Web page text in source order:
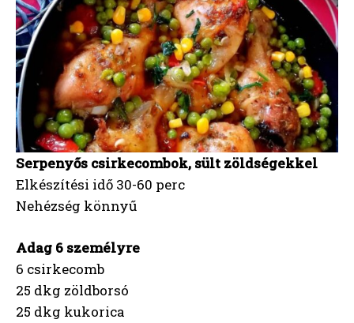
Serpenyős csirkecombok, sült zöldségekkel
Elkészítési idő 30-60 perc
Nehézség könnyű
Adag 6 személyre
6 csirkecomb
25 dkg zöldborsó
25 dkg kukorica